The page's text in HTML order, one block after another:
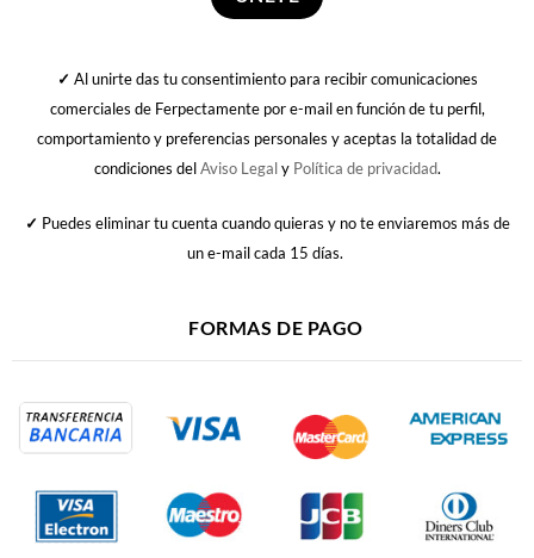
✓ Al unirte das tu consentimiento para recibir comunicaciones
comerciales de Ferpectamente por e-mail en función de tu perfil,
comportamiento y preferencias personales y aceptas la totalidad de
condiciones delAviso Legaly Política de privacidad.
✓ Puedes eliminar tu cuenta cuando quieras y no te enviaremos más de
un e-mail cada 15 días.
FORMAS DE PAGO